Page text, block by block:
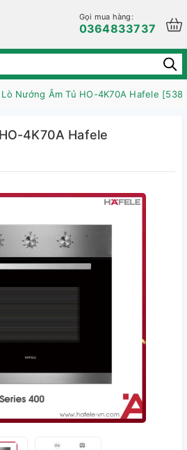
Gọi mua hàng:
0364833737
Lò Nướng Âm Tủ HO-4K70A Hafele
4K70A Hafele